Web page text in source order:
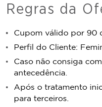
Regras da
Cupom válido por 90
Perfil do Cliente:
Caso não consiga
antecedência.
Após o tratamento
para terceiros.